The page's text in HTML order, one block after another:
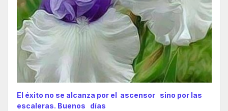
El éxito no se alcanza por el ascensor sino por las
escaleras. Buenos días